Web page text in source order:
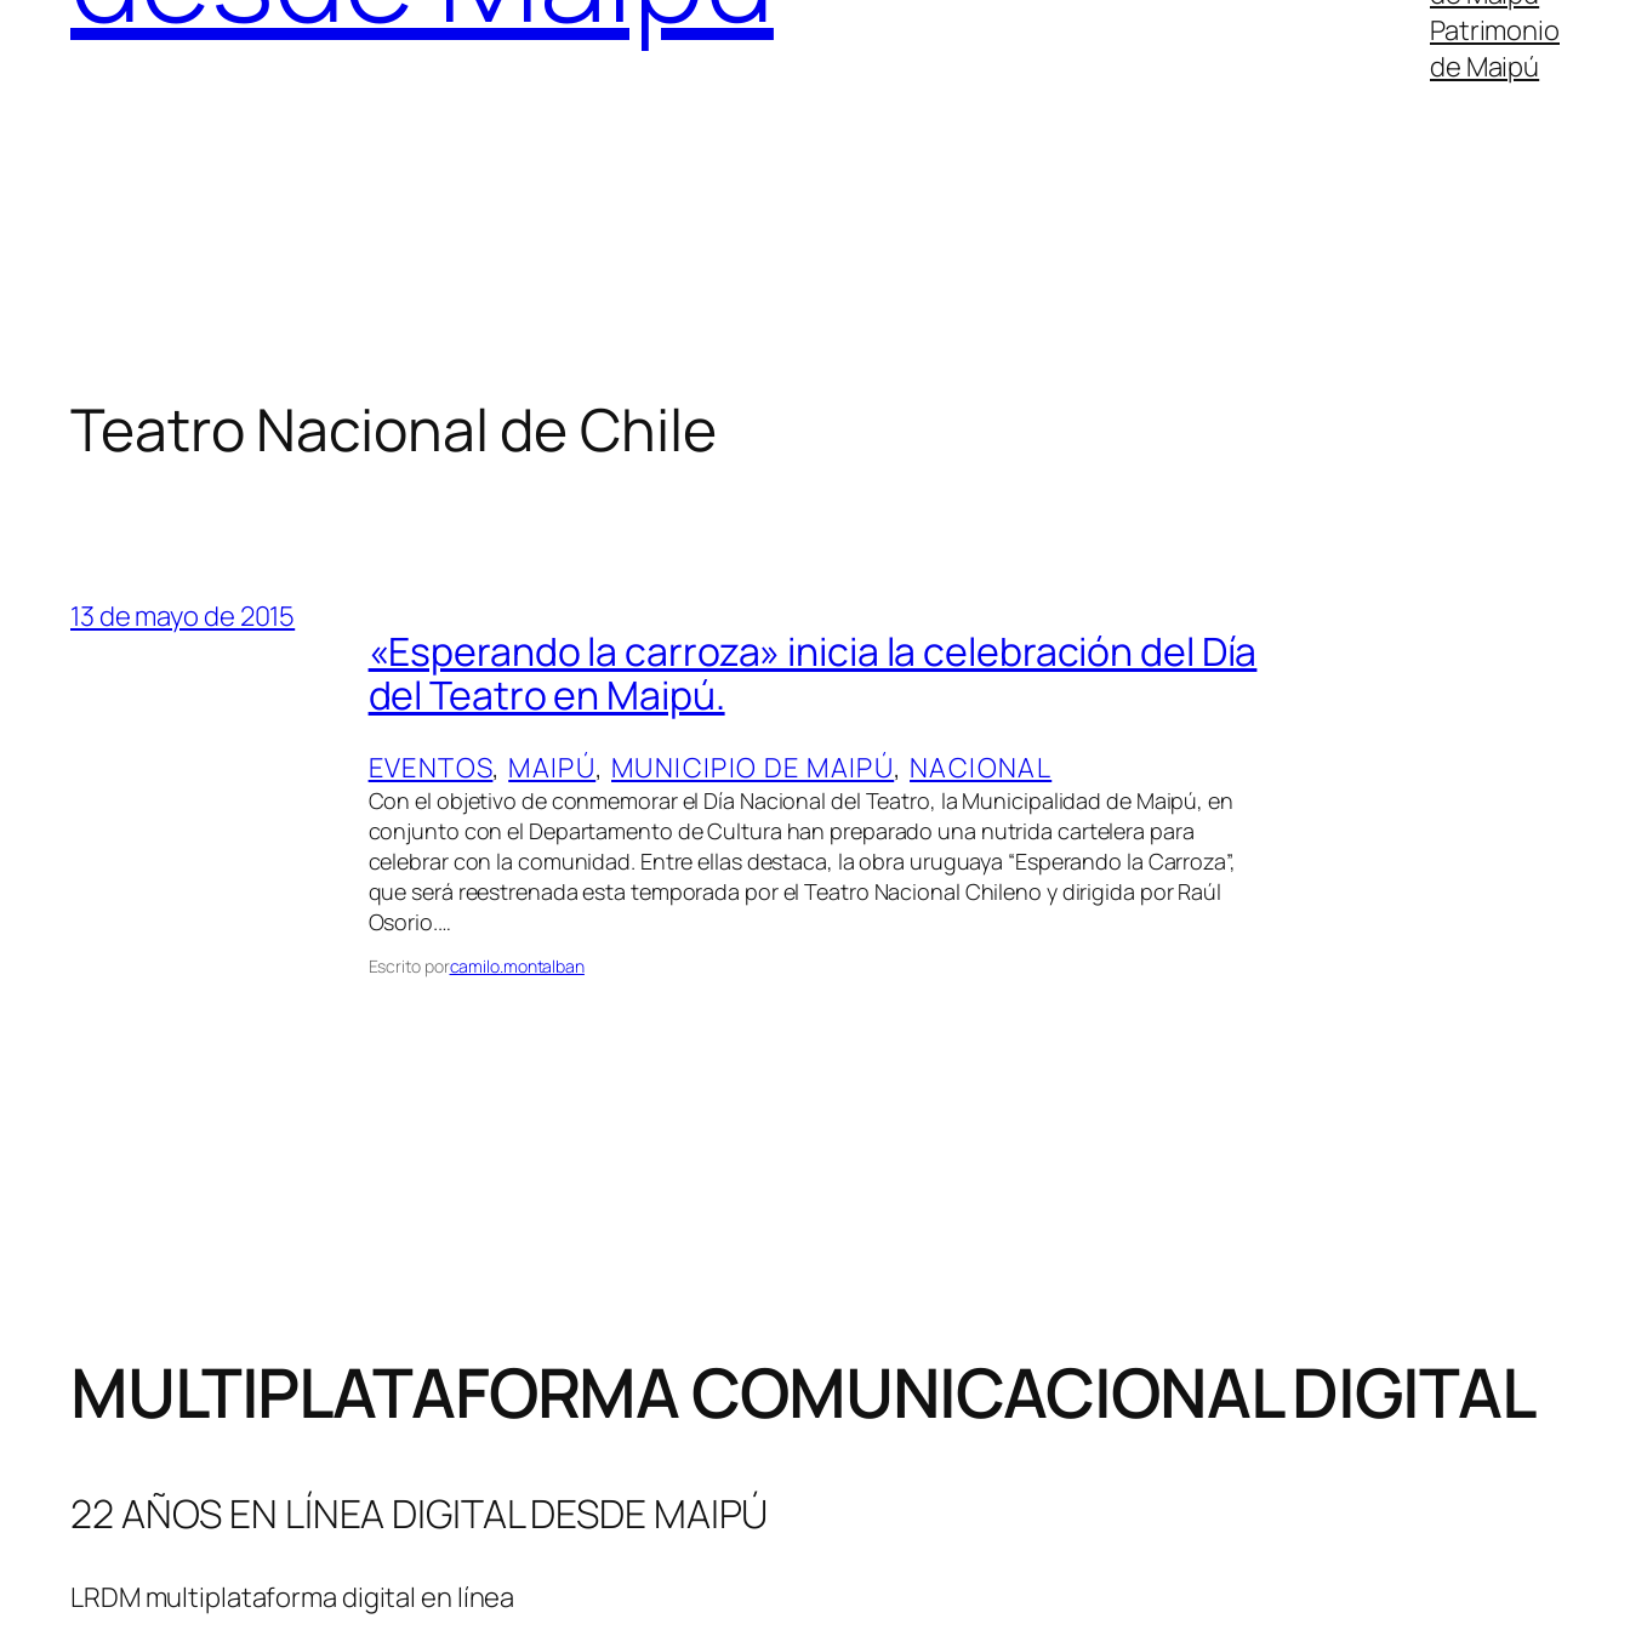
Patrimonio
de Maipú
Teatro Nacional de Chile
13 de mayo de 2015
«Esperando la carroza» inicia la celebración del Día
del Teatro en Maipú.
EVENTOS, MAIPÚ, MUNICIPIO DE MAIPÚ, NACIONAL
Con el objetivo de conmemorar el Día Nacional del Teatro, la Municipalidad de Maipú, en
conjunto con el Departamento de Cultura han preparado una nutrida cartelera para
celebrar con la comunidad. Entre ellas destaca, la obra uruguaya “Esperando la Carroza”,
que será reestrenada esta temporada por el Teatro Nacional Chileno y dirigida por Raúl
Osorio.…
Escrito porcamilo.montalban
MULTIPLATAFORMA COMUNICACIONAL DIGITAL
22 AÑOS EN LÍNEA DIGITAL DESDE MAIPÚ
LRDM multiplataforma digital en línea